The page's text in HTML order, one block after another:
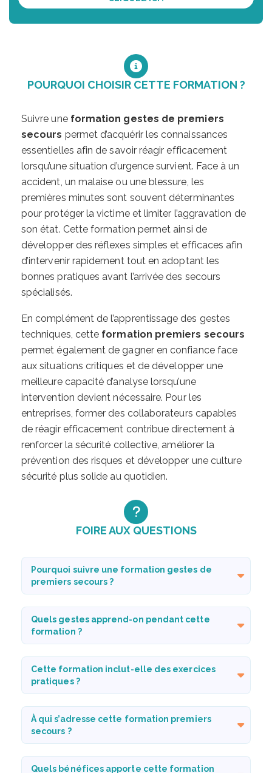
POURQUOI CHOISIR CETTE FORMATION ?
Suivre une formation gestes de premiers
secours permet d’acquérir les connaissances
essentielles afin de savoir réagir efficacement
lorsqu’une situation d’urgence survient. Face à un
accident, un malaise ou une blessure, les
premières minutes sont souvent déterminantes
pour protéger la victime et limiter l’aggravation de
son état. Cette formation permet ainsi de
développer des réflexes simples et efficaces afin
d’intervenir rapidement tout en adoptant les
bonnes pratiques avant l’arrivée des secours
spécialisés.
En complément de l’apprentissage des gestes
techniques, cette formation premiers secours
permet également de gagner en confiance face
aux situations critiques et de développer une
meilleure capacité d’analyse lorsqu’une
intervention devient nécessaire. Pour les
entreprises, former des collaborateurs capables
de réagir efficacement contribue directement à
renforcer la sécurité collective, améliorer la
prévention des risques et développer une culture
sécurité plus solide au quotidien.
FOIRE AUX QUESTIONS
Pourquoi suivre une formation gestes de
premiers secours ?
Quels gestes apprend-on pendant cette
formation ?
Cette formation inclut-elle des exercices
pratiques ?
À qui s’adresse cette formation premiers
secours ?
Quels bénéfices apporte cette formation